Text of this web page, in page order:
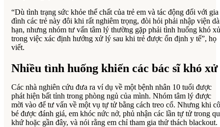
“Dù tình trạng sức khỏe thể chất của trẻ em và tác động đối với gia
đình các trẻ này đôi khi rất nghiêm trọng, đòi hỏi phải nhập viện
hạn, nhưng nhóm tư vấn tâm lý thường gặp phải tình huống khó
trong việc xác định hướng xử lý sau khi trẻ được ổn định y tế”, họ
viết.
Nhiều tình huống khiến các bác sĩ khó xử
Các nhà nghiên cứu đưa ra ví dụ về một bệnh nhân 10 tuổi được
phát hiện bất tỉnh trong phòng ngủ của mình. Nhóm tâm lý được
mời vào để tư vấn về một vụ tự tử bằng cách treo cổ. Nhưng khi cô
bé được đánh giá, em khóc nức nở, phủ nhận các lần tự tử trong
khứ hoặc gần đây, và nói rằng em chỉ tham gia thử thách blackout.